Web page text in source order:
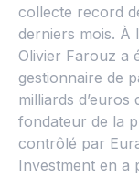
collecte record
derniers mois. À
Olivier Farouz a
gestionnaire de
milliards d’euros
fondateur de la
contrôlé par
Investment en a